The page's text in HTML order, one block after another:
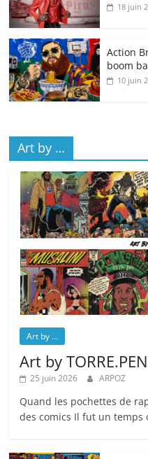
18 juin
Action
boom
10 juin
Art by …
Art by ...
Art by
25 juin 2026 ARPOZ
Quand les pochettes de
des comics Il fut un temps